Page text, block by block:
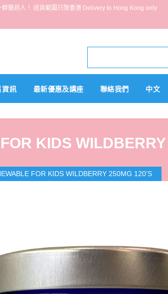
醫葯人！ 送貨範圍只限香港 Delivery to Hong Kong only
資訊 最新優惠及講座 聯絡我們 中文
KIDS WILDBERRY
FOR KIDS WILDBERRY 250MG 120’S